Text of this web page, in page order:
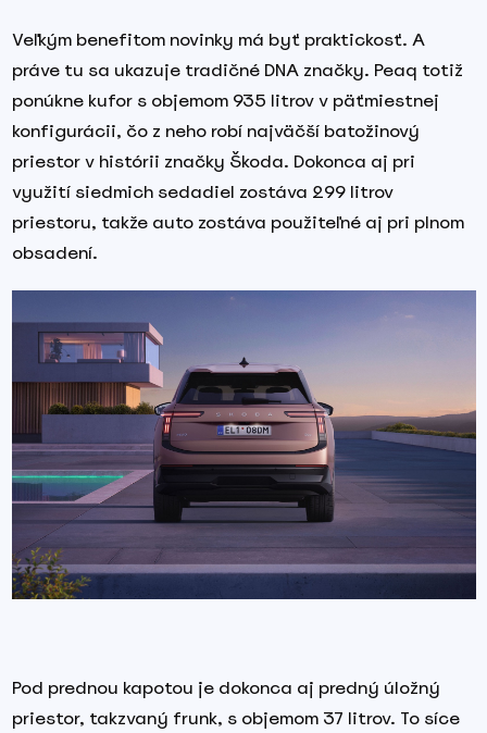
Veľkým benefitom novinky má byť praktickosť. A
práve tu sa ukazuje tradičné DNA značky. Peaq totiž
ponúkne kufor s objemom 935 litrov v päťmiestnej
konfigurácii, čo z neho robí najväčší batožinový
priestor v histórii značky Škoda. Dokonca aj pri
využití siedmich sedadiel zostáva 299 litrov
priestoru, takže auto zostáva použiteľné aj pri plnom
obsadení.
Pod prednou kapotou je dokonca aj predný úložný
priestor, takzvaný frunk, s objemom 37 litrov. To síce